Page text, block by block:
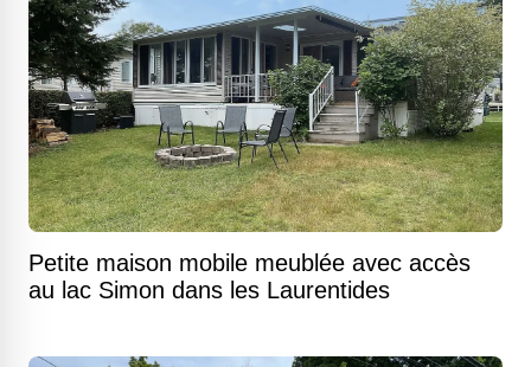
Petite maison mobile meublée avec accès
au lac Simon dans les Laurentides